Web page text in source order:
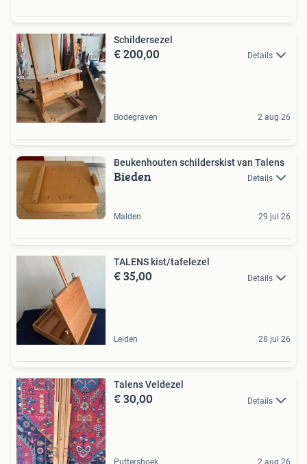
Schildersezel
€ 200,00 Details
Bodegraven 2 aug 26
Beukenhouten schilderskist van Talens
Bieden Details
Malden 29 jul 26
TALENS kist/tafelezel
€ 35,00 Details
Leiden 28 jul 26
Talens Veldezel
€ 30,00 Details